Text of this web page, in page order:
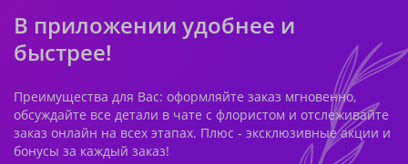
В приложении удобнее и
быстрее!
Преимущества для Вас: оформляйте заказ мгновенно,
обсуждайте все детали в чате с флористом и отслеживайте
заказ онлайн на всех этапах. Плюс - эксклюзивные акции и
бонусы за каждый заказ!